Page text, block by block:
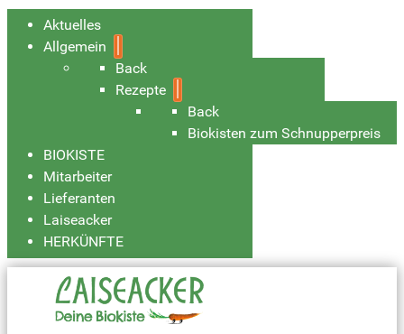
Aktuelles
Allgemein
Back
Rezepte
Back
Biokisten zum Schnupperpreis
BIOKISTE
Mitarbeiter
Lieferanten
Laiseacker
HERKÜNFTE